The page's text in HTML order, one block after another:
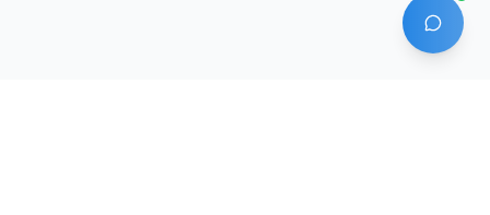
AI 에이